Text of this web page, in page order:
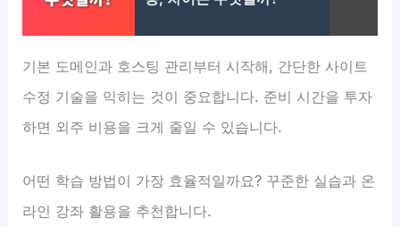
기본 도메인과 호스팅 관리부터 시작해, 간단한 사이트
수정 기술을 익히는 것이 중요합니다. 준비 시간을 투자
하면 외주 비용을 크게 줄일 수 있습니다.
어떤 학습 방법이 가장 효율적일까요? 꾸준한 실습과 온
라인 강좌 활용을 추천합니다.